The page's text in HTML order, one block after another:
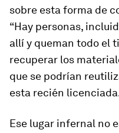
sobre esta forma de
“Hay personas,
allí y queman todo el
recuperar los
que se podrían
esta recién
Ese lugar infernal no